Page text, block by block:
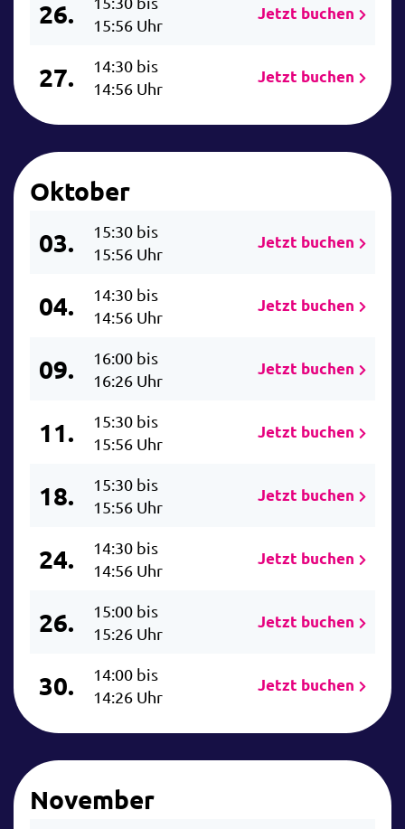
26.
15:56 Uhr
Jetzt buchen
27.
14:30 bis
14:56 Uhr
Jetzt buchen
Oktober
03.
15:30 bis
15:56 Uhr
Jetzt buchen
04.
14:30 bis
14:56 Uhr
Jetzt buchen
09.
16:00 bis
16:26 Uhr
Jetzt buchen
11.
15:30 bis
15:56 Uhr
Jetzt buchen
18.
15:30 bis
15:56 Uhr
Jetzt buchen
24.
14:30 bis
14:56 Uhr
Jetzt buchen
26.
15:00 bis
15:26 Uhr
Jetzt buchen
30.
14:00 bis
14:26 Uhr
Jetzt buchen
November